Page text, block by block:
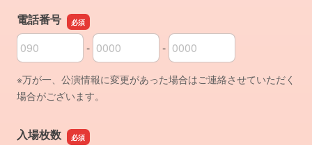
電話番号
電話番号の市外局番
-
電話番号の市内局番 -
電話番号の加入者番号
※万が一、公演情報に変更があった場合はご連絡させていただく
場合がございます。
入場枚数